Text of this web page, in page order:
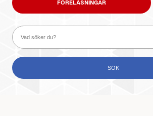
FÖRELÄSNINGAR